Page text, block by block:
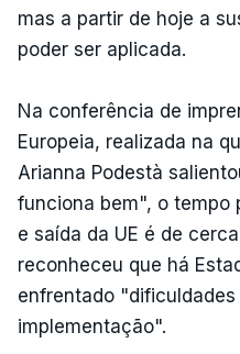
mas a partir de hoje a
poder ser aplicada.
Na conferência de
Europeia, realizada na
Arianna Podestà
funciona bem", o tempo
e saída da UE é de
reconheceu que há
enfrentado
implementação".